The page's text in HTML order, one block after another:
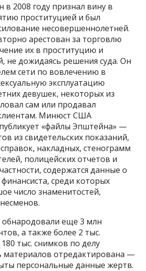
2008 году признал вину в
проституцией и был
несовершеннолетней.
арестован за торговлю
их в проституцию и
не дожидаясь решения суда. Он
сети по вовлечению в
эксплуатацию
девушек, некоторых из
сам или продавал
Минюст США
«файлы Эпштейна» —
из свидетельских показаний,
накладных, стенограмм
полицейских отчетов и
содержатся данные о
среди которых
число знаменитостей,
еще 3 млн
а также более 2 тыс.
тыс. снимков по делу
материалов отредактирована —
персональные данные жертв.